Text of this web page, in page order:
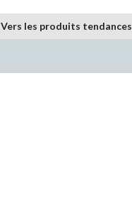
Vers les produits tendances